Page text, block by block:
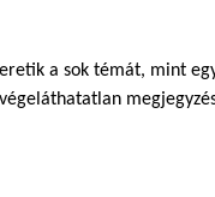
a sok témát, mint